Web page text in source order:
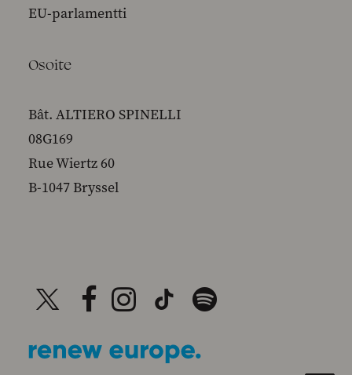
EU-parlamentti
Osoite
Bât. ALTIERO SPINELLI
08G169
Rue Wiertz 60
B-1047 Bryssel